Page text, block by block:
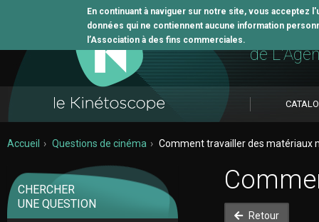
En continuant à naviguer sur notre site, vous
données qui ne contiennent aucune information
l’Association à des fins commerciales. L'outil
de
Accueil Questions de cinéma Comment travailler des matériaux
CHERCHER
UNE QUESTION
Retour